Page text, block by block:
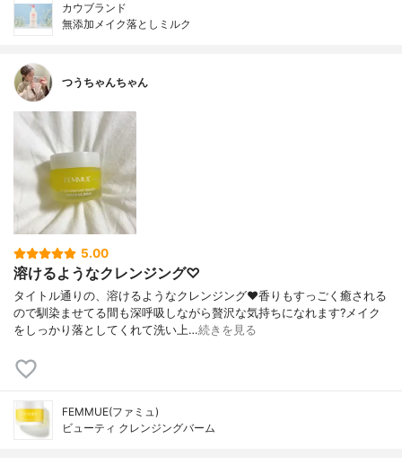
カウブランド
無添加メイク落としミルク
つうちゃんちゃん
5.00
溶けるようなクレンジング♡
タイトル通りの、溶けるようなクレンジング❤️香りもすっごく癒される
ので馴染ませてる間も深呼吸しながら贅沢な気持ちになれます?メイク
をしっかり落としてくれて洗い上…続きを見る
FEMMUE(ファミュ)
ビューティ クレンジングバーム